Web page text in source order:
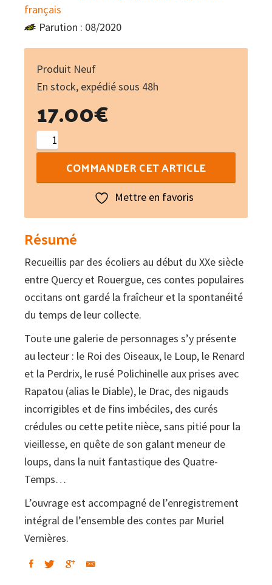
français
Parution : 08/2020
Produit Neuf
En stock, expédié sous 48h
17.00€
quantité
de
Contes
de
la
Boneta
-
Contes
de
la
vallée
Bonnette
(libre
COMMANDER CET ARTICLE
Mettre en favoris
Résumé
Recueillis par des écoliers au début du XXe siècle
entre Quercy et Rouergue, ces contes populaires
occitans ont gardé la fraîcheur et la spontanéité
du temps de leur collecte.
Toute une galerie de personnages s’y présente
au lecteur : le Roi des Oiseaux, le Loup, le Renard
et la Perdrix, le rusé Polichinelle aux prises avec
Rapatou (alias le Diable), le Drac, des nigauds
incorrigibles et de fins imbéciles, des curés
crédules ou cette petite nièce, sans pitié pour la
vieillesse, en quête de son galant meneur de
loups, dans la nuit fantastique des Quatre-
Temps…
L’ouvrage est accompagné de l’enregistrement
intégral de l’ensemble des contes par Muriel
Vernières.